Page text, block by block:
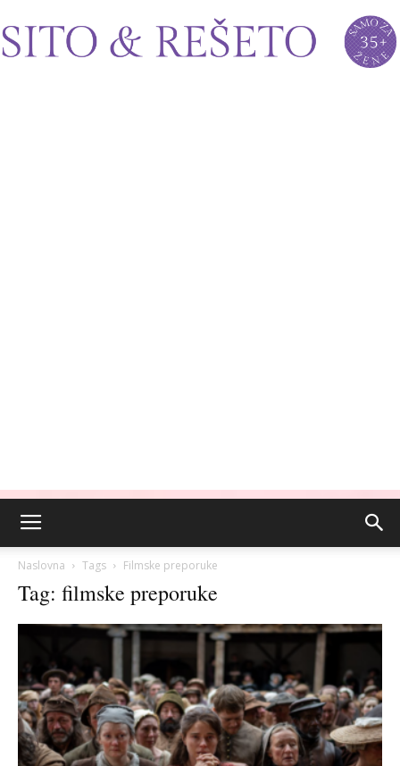
Naslovna Tags Filmske preporuke
Tag: filmske preporuke